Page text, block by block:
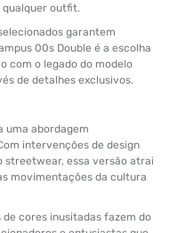
qualquer outfit.
garantem
00s Double é a escolha
com o legado do modelo
de detalhes exclusivos.
uma abordagem
intervenções de design
streetwear, essa versão atrai
movimentações da cultura
cores inusitadas fazem do